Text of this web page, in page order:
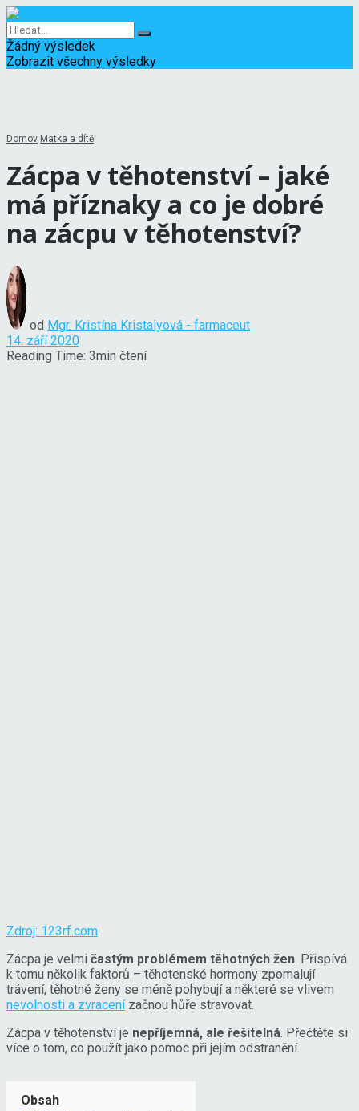
Žádný výsledek
Zobrazit všechny výsledky
Domov Matka a dítě
Zácpa v těhotenství – jaké
má příznaky a co je dobré
na zácpu v těhotenství?
od Mgr. Kristína Kristalyová - farmaceut
14. září 2020
Reading Time: 3min čtení
Zdroj: 123rf.com
Zácpa je velmi častým problémem těhotných žen . Přispívá
k tomu několik faktorů – těhotenské hormony zpomalují
trávení, těhotné ženy se méně pohybují a některé se vlivem
nevolnosti a zvracenízačnou hůře stravovat.
Zácpa v těhotenství je nepříjemná, ale řešitelná . Přečtěte si
více o tom, co použít jako pomoc při jejím odstranění.
Obsah